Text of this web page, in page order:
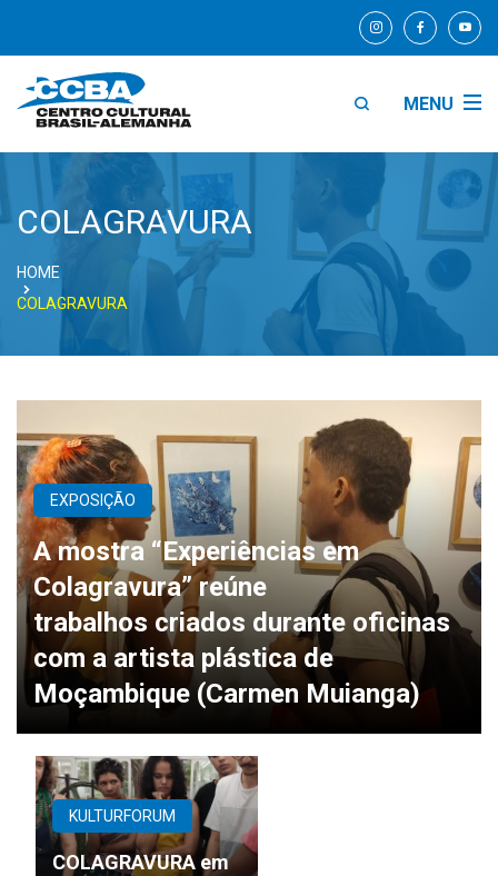
MENU
COLAGRAVURA
HOME
COLAGRAVURA
EXPOSIÇÃO
A mostra “Experiências em
Colagravura” reúne
trabalhos criados durante oficinas
com a artista plástica de
Moçambique (Carmen Muianga)
KULTURFORUM
COLAGRAVURA em